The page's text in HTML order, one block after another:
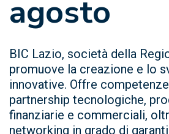
agosto
BIC Lazio, società della
promuove la creazione e lo
innovative. Offre
partnership tecnologiche,
finanziarie e commerciali,
networking in grado di